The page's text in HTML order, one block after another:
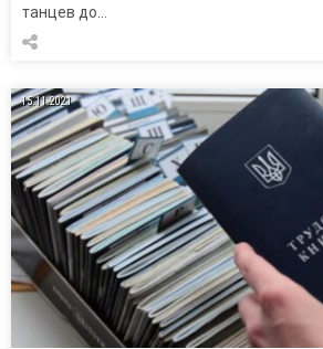
танцев до…
15.11.2021